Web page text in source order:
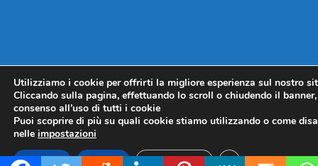
Utilizziamo i cookie per offrirti la migliore esperienza sul nostro
Cliccando sulla pagina, effettuando lo scroll o chiudendo il
consenso all’uso di tutti i cookie
Puoi scoprire di più su quali cookie stiamo utilizzando o come
nelle impostazioni
Accetta Rifiuta Impostazioni CLOSE GDPR